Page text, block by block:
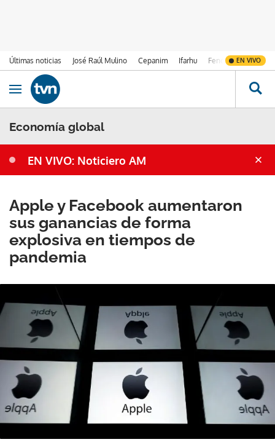
Últimas noticias José Raúl Mulino Cepanim Ifarhu Fenómeno de El
EN VIVO
Ir al contenido
Obrir navegació
Economía global
EN VIVO: Noticiero AM
Apple y Facebook aumentaron
sus ganancias de forma
explosiva en tiempos de
pandemia